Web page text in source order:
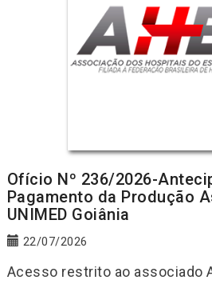
Ofício Nº 236/2026-
Pagamento da Produção
UNIMED Goiânia
22/07/2026
Acesso restrito ao associado